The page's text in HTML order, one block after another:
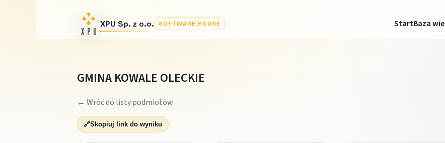
XPU Sp. z o.o. SOFTWARE HOUSE StartBaza
GMINA KOWALE OLECKIE
← Wróć do listy podmiotów
🔗Skopiuj link do wyniku